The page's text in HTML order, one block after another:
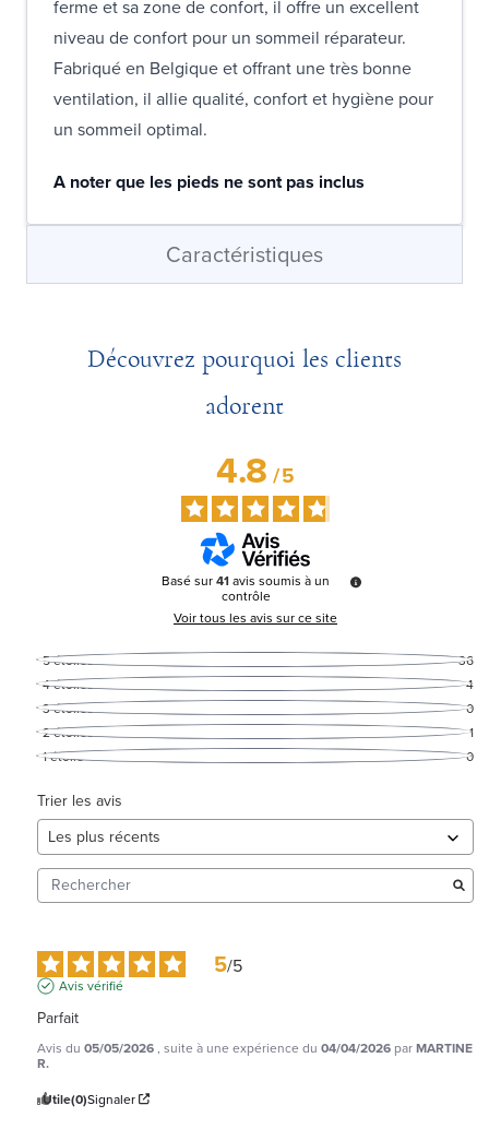
ferme et sa zone de confort, il offre un excellent
niveau de confort pour un sommeil réparateur.
Fabriqué en Belgique et offrant une très bonne
ventilation, il allie qualité, confort et hygiène pour
un sommeil optimal.
A noter que les pieds ne sont pas inclus
Caractéristiques
Découvrez pourquoi les clients
adorent
4.8/5
Basé sur41avis soumis à un
contrôle
Voir tous les avis sur ce site
5étoiles
36
4étoiles
4
3étoiles
0
2étoiles
1
1étoile 0
Trier les avis
5/5
Avis vérifié
Parfait
Avis du 05/05/2026, suite à une expérience du 04/04/2026 parMARTINE
R.
Utile(0)Signaler